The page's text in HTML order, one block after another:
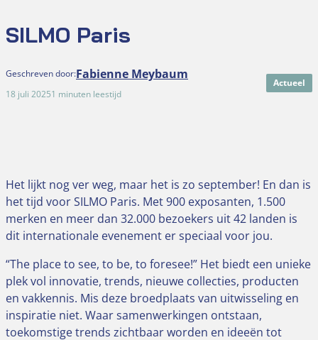
SILMO Paris
Geschreven door:Fabienne Meybaum
18 juli 20251 minuten leestijd
Actueel
Het lijkt nog ver weg, maar het is zo september! En dan is
het tijd voor SILMO Paris. Met 900 exposanten, 1.500
merken en meer dan 32.000 bezoekers uit 42 landen is
dit internationale evenement er speciaal voor jou.
“The place to see, to be, to foresee!” Het biedt een unieke
plek vol innovatie, trends, nieuwe collecties, producten
en vakkennis. Mis deze broedplaats van uitwisseling en
inspiratie niet. Waar samenwerkingen ontstaan,
toekomstige trends zichtbaar worden en ideeën tot